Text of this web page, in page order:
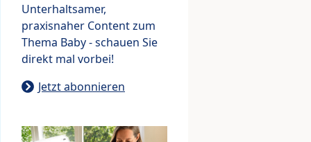
Unterhaltsamer,
praxisnaher Content zum
Thema Baby - schauen Sie
direkt mal vorbei!
Jetzt abonnieren